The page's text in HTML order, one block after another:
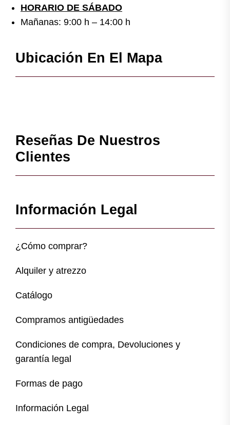
HORARIO DE SÁBADO
Mañanas: 9:00 h – 14:00 h
Ubicación En El Mapa
Reseñas De Nuestros
Clientes
Información Legal
¿Cómo comprar?
Alquiler y atrezzo
Catálogo
Compramos antigüedades
Condiciones de compra, Devoluciones y
garantía legal
Formas de pago
Información Legal